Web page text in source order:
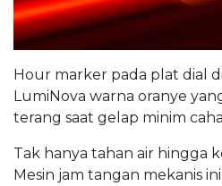
Hour marker pada plat dial
LumiNova warna oranye
terang saat gelap minim
Tak hanya tahan air hingga
Mesin jam tangan mekanis